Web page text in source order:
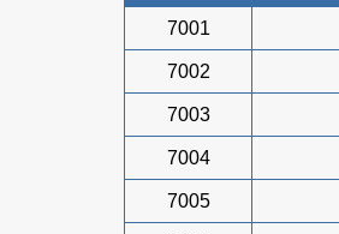
7001
7002
7003
7004
7005